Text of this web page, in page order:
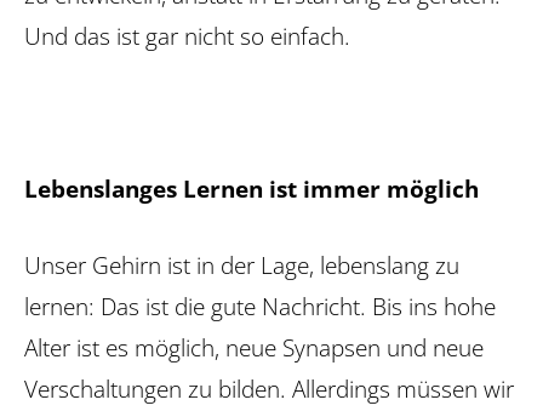
Und das ist gar nicht so einfach.
Lebenslanges Lernen ist immer möglich
Unser Gehirn ist in der Lage, lebenslang zu
lernen: Das ist die gute Nachricht. Bis ins hohe
Alter ist es möglich, neue Synapsen und neue
Verschaltungen zu bilden. Allerdings müssen wir